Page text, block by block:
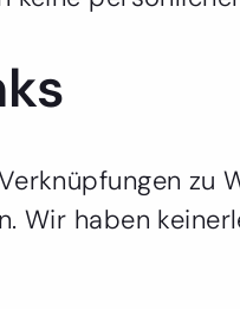
zu
Wir haben